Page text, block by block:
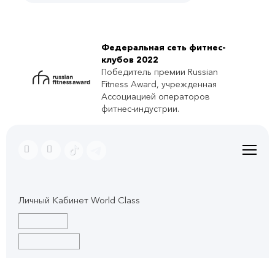
Федеральная сеть фитнес-
клубов 2022
Победитель премии Russian
Fitness Award, учрежденная
Ассоциацией операторов
фитнес-индустрии.
Личный Кабинет World Class